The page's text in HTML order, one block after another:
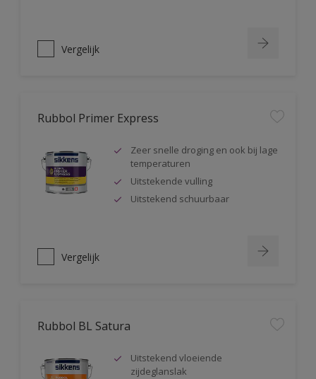
Vergelijk
Rubbol Primer Express
Zeer snelle droging en ook bij lage
temperaturen
Uitstekende vulling
Uitstekend schuurbaar
Vergelijk
Rubbol BL Satura
Uitstekend vloeiende
zijdeglanslak